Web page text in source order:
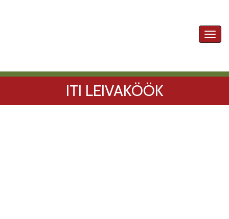
ITI LEIVAKÖÖK